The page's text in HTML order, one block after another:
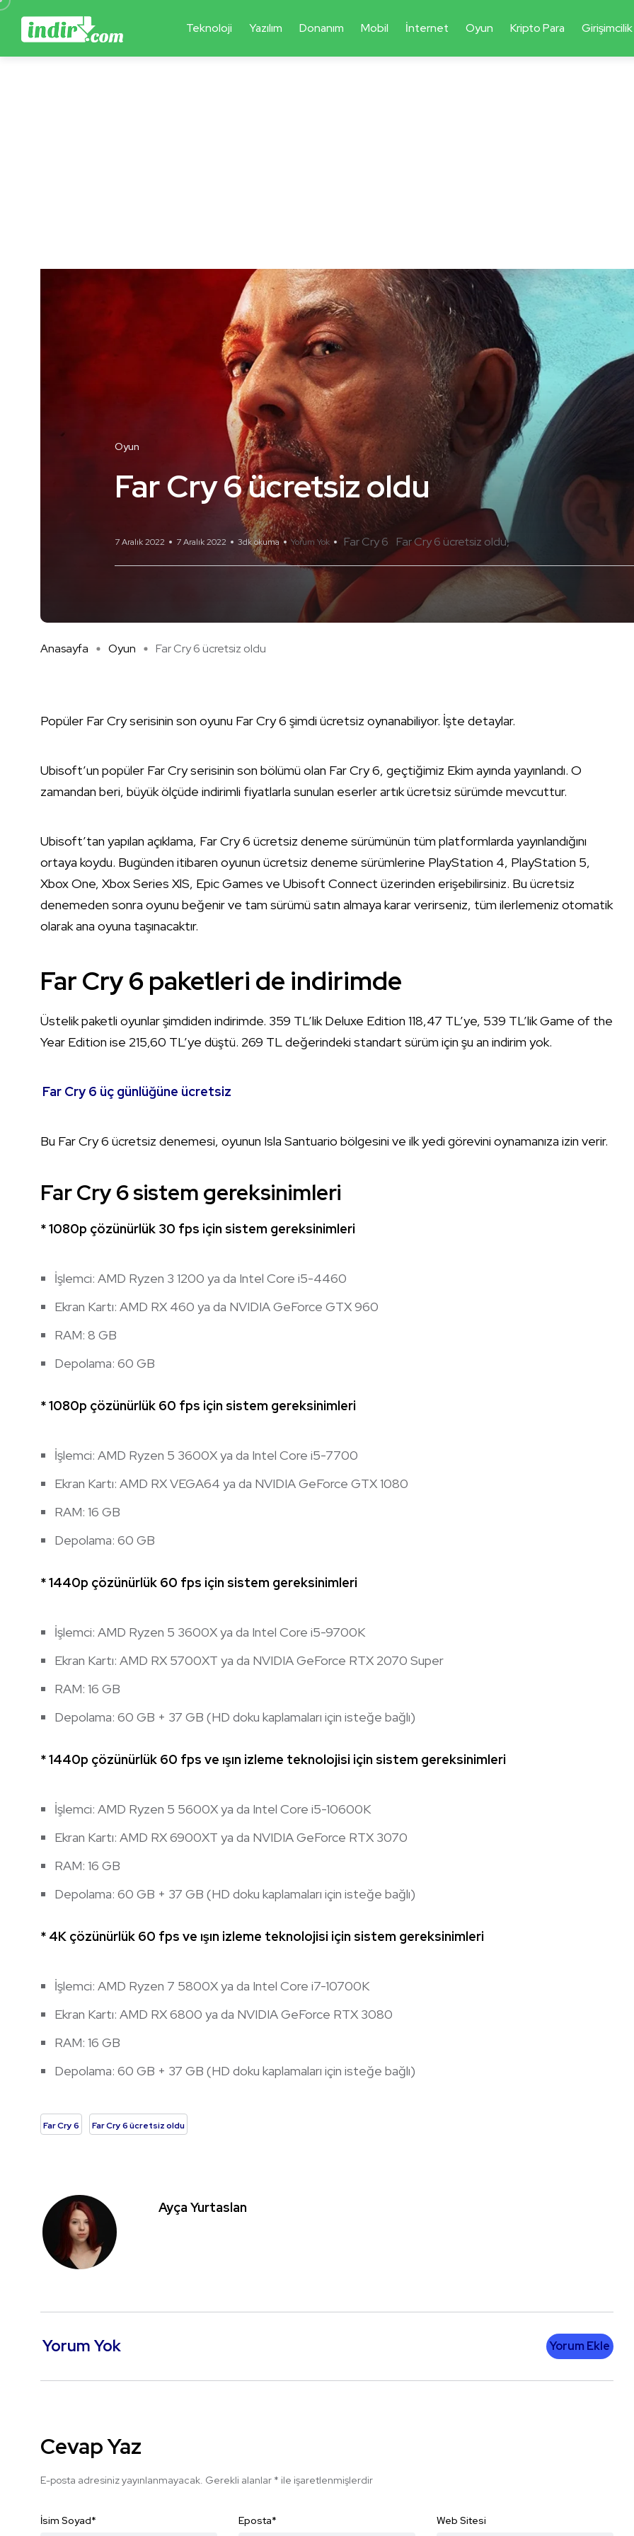
Teknoloji Yazılım Donanım Mobil İnternet Oyun Kripto Para Girişimcilik
Oyun
Far Cry 6 ücretsiz oldu
7 Aralık 2022 7 Aralık 2022 3dk okuma Yorum Yok Far Cry 6 Far Cry 6 ücretsiz oldu
Anasayfa Oyun Far Cry 6 ücretsiz oldu
Popüler Far Cry serisinin son oyunu Far Cry 6 şimdi ücretsiz oynanabiliyor. İşte detaylar.
Ubisoft’un popüler Far Cry serisinin son bölümü olan Far Cry 6, geçtiğimiz Ekim ayında yayınlandı. O
zamandan beri, büyük ölçüde indirimli fiyatlarla sunulan eserler artık ücretsiz sürümde mevcuttur.
Ubisoft’tan yapılan açıklama, Far Cry 6 ücretsiz deneme sürümünün tüm platformlarda yayınlandığını
ortaya koydu. Bugünden itibaren oyunun ücretsiz deneme sürümlerine PlayStation 4, PlayStation 5,
Xbox One, Xbox Series XlS, Epic Games ve Ubisoft Connect üzerinden erişebilirsiniz. Bu ücretsiz
denemeden sonra oyunu beğenir ve tam sürümü satın almaya karar verirseniz, tüm ilerlemeniz otomatik
olarak ana oyuna taşınacaktır.
Far Cry 6 paketleri de indirimde
Üstelik paketli oyunlar şimdiden indirimde. 359 TL’lik Deluxe Edition 118,47 TL’ye, 539 TL’lik Game of the
Year Edition ise 215,60 TL’ye düştü. 269 ​​TL değerindeki standart sürüm için şu an indirim yok.
Far Cry 6 üç günlüğüne ücretsiz
Bu Far Cry 6 ücretsiz denemesi, oyunun Isla Santuario bölgesini ve ilk yedi görevini oynamanıza izin verir.
Far Cry 6sistem gereksinimleri
* 1080p çözünürlük 30 fps için sistem gereksinimleri
İşlemci: AMD Ryzen 3 1200 ya da Intel Core i5-4460
Ekran Kartı: AMD RX 460 ya da NVIDIA GeForce GTX 960
RAM: 8 GB
Depolama: 60 GB
* 1080p çözünürlük 60 fps için sistem gereksinimleri
İşlemci: AMD Ryzen 5 3600X ya da Intel Core i5-7700
Ekran Kartı: AMD RX VEGA64 ya da NVIDIA GeForce GTX 1080
RAM: 16 GB
Depolama: 60 GB
* 1440p çözünürlük 60 fps için sistem gereksinimleri
İşlemci: AMD Ryzen 5 3600X ya da Intel Core i5-9700K
Ekran Kartı: AMD RX 5700XT ya da NVIDIA GeForce RTX 2070 Super
RAM: 16 GB
Depolama: 60 GB + 37 GB (HD doku kaplamaları için isteğe bağlı)
* 1440p çözünürlük 60 fps ve ışın izleme teknolojisi için sistem gereksinimleri
İşlemci: AMD Ryzen 5 5600X ya da Intel Core i5-10600K
Ekran Kartı: AMD RX 6900XT ya da NVIDIA GeForce RTX 3070
RAM: 16 GB
Depolama: 60 GB + 37 GB (HD doku kaplamaları için isteğe bağlı)
* 4K çözünürlük 60 fps ve ışın izleme teknolojisi için sistem gereksinimleri
İşlemci: AMD Ryzen 7 5800X ya da Intel Core i7-10700K
Ekran Kartı: AMD RX 6800 ya da NVIDIA GeForce RTX 3080
RAM: 16 GB
Depolama: 60 GB + 37 GB (HD doku kaplamaları için isteğe bağlı)
Far Cry 6 Far Cry 6 ücretsiz oldu
Ayça Yurtaslan
Yorum Yok Yorum Ekle
Cevap Yaz
E-posta adresiniz yayınlanmayacak. Gerekli alanlar * ile işaretlenmişlerdir
İsim Soyad* Eposta* Web Sitesi